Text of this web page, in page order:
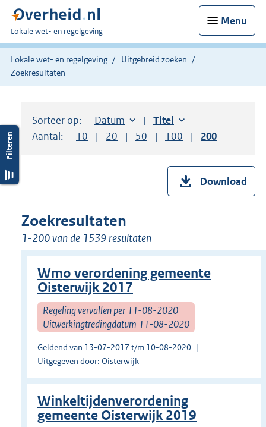
Menu
U
bent
hier:
Lokale wet- en regelgeving
Lokale wet- en regelgeving
Uitgebreid zoeken
Zoekresultaten
Sorteer op: Sorteer op:
Datum aflopendSorteer op:
Titel oplopend
Aantal:
Toon
10 resultaten per pagina
Toon
20 resultaten per pagina
Toon
50 resultaten per pagina
Toon
100 resultaten per
Toon
200
Download
Zoekresultaten
1-200 van de 1539 resultaten
Wmo verordening gemeente
Oisterwijk 2017
Regeling vervallen per 11-08-2020
Uitwerkingtredingdatum 11-08-2020
Geldend van 13-07-2017 t/m 10-08-2020
Uitgegeven door: Oisterwijk
Winkeltijdenverordening
gemeente Oisterwijk 2019